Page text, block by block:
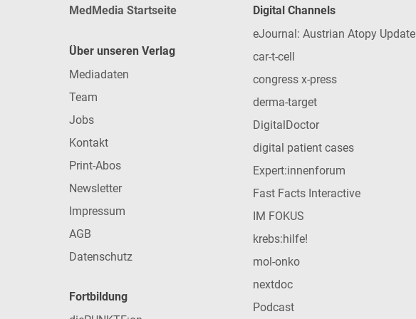
MedMedia Startseite
Über unseren Verlag
Mediadaten
Team
Jobs
Kontakt
Print-Abos
Newsletter
Impressum
AGB
Datenschutz
Fortbildung
Digital Channels
eJournal: Austrian Atopy Update
car-t-cell
congress x-press
derma-target
DigitalDoctor
digital patient cases
Expert:innenforum
Fast Facts Interactive
IM FOKUS
krebs:hilfe!
mol-onko
nextdoc
Podcast